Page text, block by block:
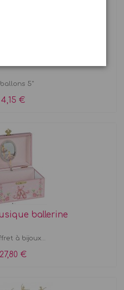
5"
4,15 €
ballerine
à bijoux...
27,80 €